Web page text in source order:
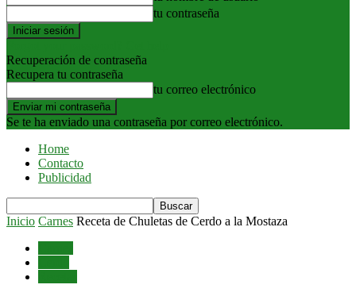
tu contraseña
Recuperación de contraseña
Recupera tu contraseña
tu correo electrónico
Se te ha enviado una contraseña por correo electrónico.
Home
Contacto
Publicidad
Inicio Carnes Receta de Chuletas de Cerdo a la Mostaza